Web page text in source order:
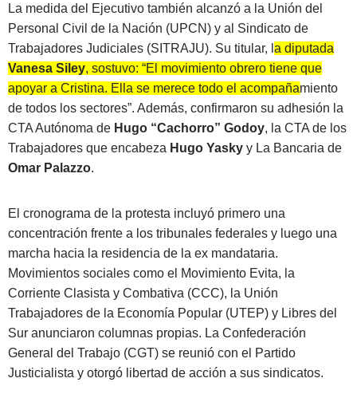
La medida del Ejecutivo también alcanzó a la Unión del
Personal Civil de la Nación (UPCN) y al Sindicato de
Trabajadores Judiciales (SITRAJU). Su titular, l a diputada
Vanesa Siley, sostuvo: “El movimiento obrero tiene que
apoyar a Cristina. Ella se merece todo el acompañamiento
de todos los sectores”. Además, confirmaron su adhesión la
CTA Autónoma de Hugo “Cachorro” Godoy, la CTA de los
Trabajadores que encabeza Hugo Yasky y La Bancaria de
Omar Palazzo.
El cronograma de la protesta incluyó primero una
concentración frente a los tribunales federales y luego una
marcha hacia la residencia de la ex mandataria.
Movimientos sociales como el Movimiento Evita, la
Corriente Clasista y Combativa (CCC), la Unión
Trabajadores de la Economía Popular (UTEP) y Libres del
Sur anunciaron columnas propias. La Confederación
General del Trabajo (CGT) se reunió con el Partido
Justicialista y otorgó libertad de acción a sus sindicatos.